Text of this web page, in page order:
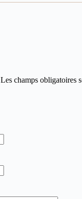
Les champs obligatoires